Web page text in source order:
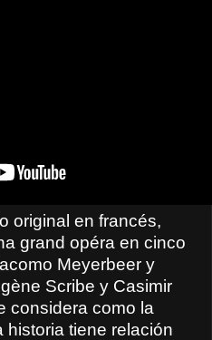
original en francés,
grand opéra en cinco
Meyerbeer y
Scribe y Casimir
considera como la
historia tiene relación